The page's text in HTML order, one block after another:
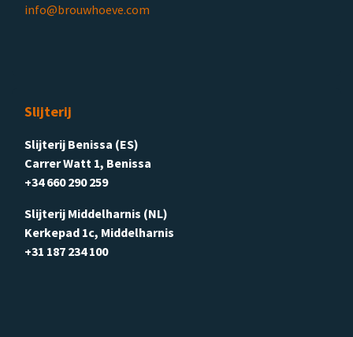
info@brouwhoeve.com
Slijterij
Slijterij Benissa (ES)
Carrer Watt 1, Benissa
+34 660 290 259
Slijterij Middelharnis (NL)
Kerkepad 1c, Middelharnis
+31 187 234 100